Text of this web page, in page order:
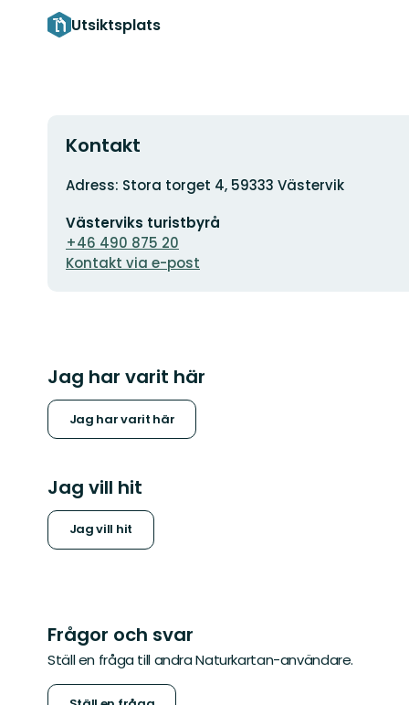
Utsiktsplats
Kontakt
Adress
Adress: Stora torget 4, 59333 Västervik
postadress
Västerviks turistbyrå
+46 490 875 20
Kontakt via e-post
Jag har varit här
Jag har varit här
Jag vill hit
Jag vill hit
Frågor och svar
Ställ en fråga till andra Naturkartan-användare.